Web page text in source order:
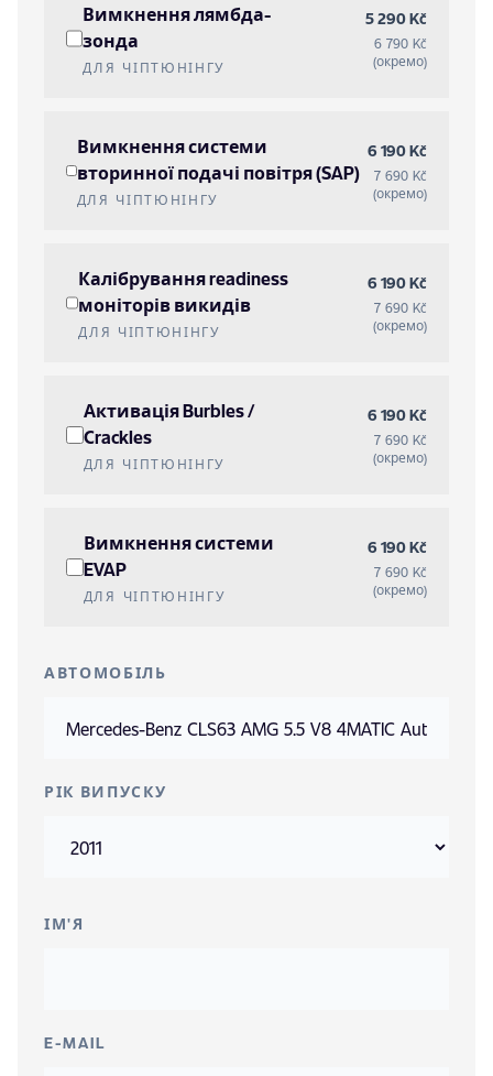
Вимкнення лямбда-
зонда
ДЛЯ ЧІПТЮНІНГУ
5 290 Kč
6 790 Kč
(окремо)
Вимкнення системи
вторинної подачі повітря (SAP)
ДЛЯ ЧІПТЮНІНГУ
6 190 Kč
7 690 Kč
(окремо)
Калібрування readiness
моніторів викидів
ДЛЯ ЧІПТЮНІНГУ
6 190 Kč
7 690 Kč
(окремо)
Активація Burbles /
Crackles
ДЛЯ ЧІПТЮНІНГУ
6 190 Kč
7 690 Kč
(окремо)
Вимкнення системи
EVAP
ДЛЯ ЧІПТЮНІНГУ
6 190 Kč
7 690 Kč
(окремо)
АВТОМОБІЛЬ
РІК ВИПУСКУ
ІМ'Я
E-MAIL